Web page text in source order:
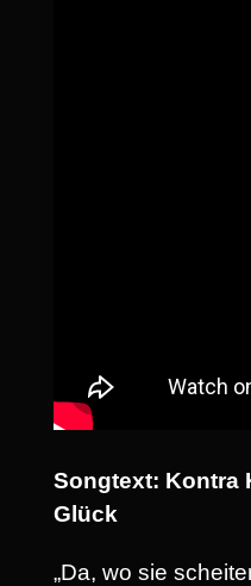
Songtext: Kontra
Glück
„Da, wo sie